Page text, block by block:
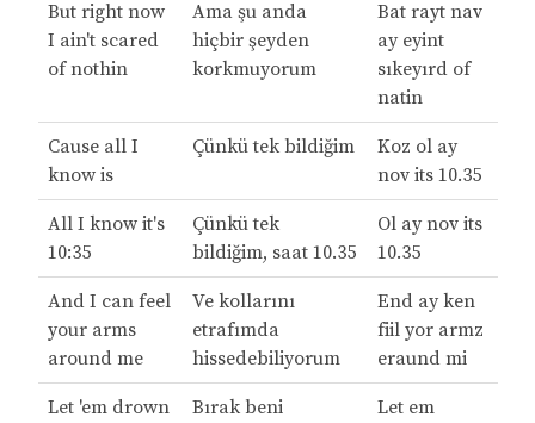
But right now
I ain't scared
of nothin
Ama şu anda
hiçbir şeyden
korkmuyorum
Bat rayt nav
ay eyint
sıkeyırd of
natin
Cause all I
know is
Çünkü tek bildiğim
Koz ol ay
nov its 10.35
All I know it's
10:35
Çünkü tek
bildiğim, saat 10.35
Ol ay nov its
10.35
And I can feel
your arms
around me
Ve kollarını
etrafımda
hissedebiliyorum
End ay ken
fiil yor armz
eraund mi
Let 'em drown
Bırak beni
Let em